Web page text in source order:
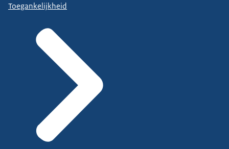
Toegankelijkheid